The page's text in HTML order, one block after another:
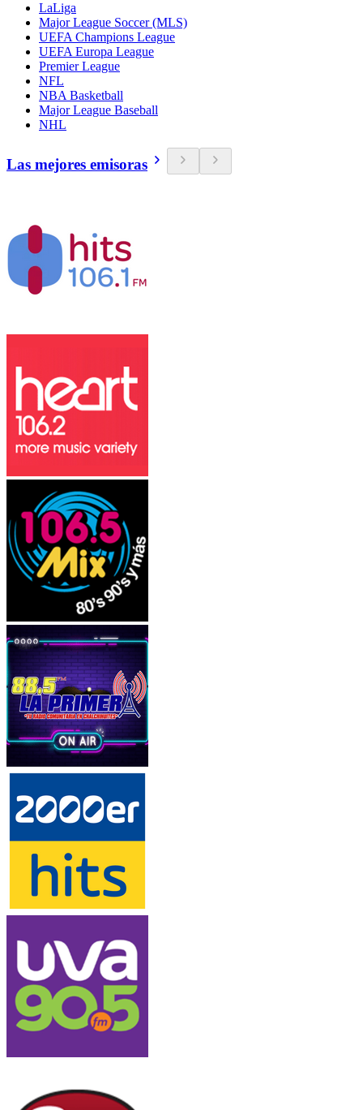
LaLiga
Major League Soccer (MLS)
UEFA Champions League
UEFA Europa League
Premier League
NFL
NBA Basketball
Major League Baseball
NHL
Las mejores emisoras